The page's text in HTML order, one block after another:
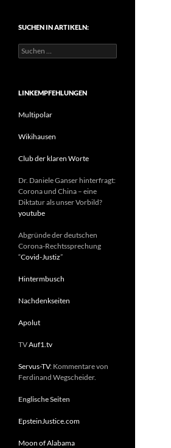
g
SUCHEN IN ARTIKELN:
S
u
e
n
c
:
LINKEMPFEHLUNGEN
Multipolar
Wikihausen
Club der klaren Worte
Dr. Daniele Ganser hinterfragt:
Corona und China – eine
Diktatur als unser Vorbild?
youtube
Abgründe der deutschen
Corona-Rechtssprechung
“Covid-Justiz”
Hintermbusch
Nachdenkseiten
Apolut
TVAuf1.tv
Servus-TV: Kommentare von
Ferdinand Wegscheider.
Englische Seiten
EpsteinJustice.com
Moon of Alabama